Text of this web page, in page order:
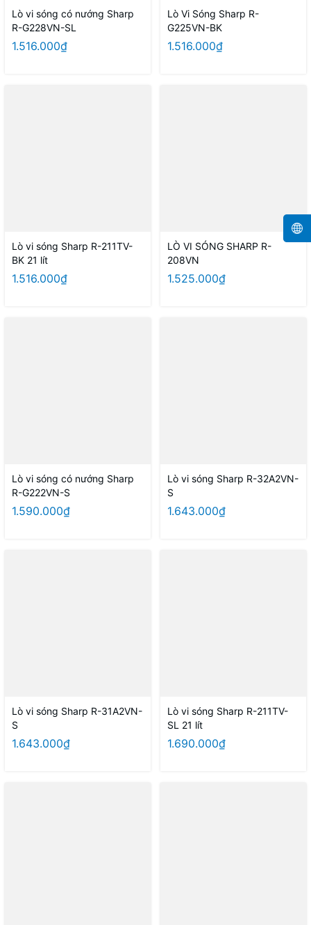
Lò vi sóng có nướng Sharp
R-G228VN-SL
1.516.000₫
Lò Vi Sóng Sharp R-
G225VN-BK
1.516.000₫
Lò vi sóng Sharp R-211TV-
BK 21 lít
1.516.000₫
LÒ VI SÓNG SHARP R-
208VN
1.525.000₫
Lò vi sóng có nướng Sharp
R-G222VN-S
1.590.000₫
Lò vi sóng Sharp R-32A2VN-
S
1.643.000₫
Lò vi sóng Sharp R-31A2VN-
S
1.643.000₫
Lò vi sóng Sharp R-211TV-
SL 21 lít
1.690.000₫